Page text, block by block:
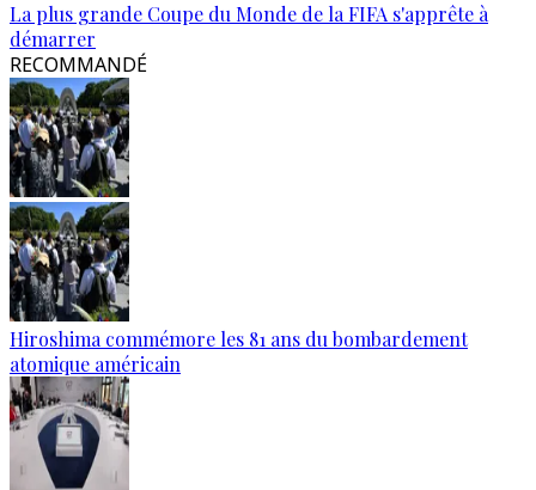
La plus grande Coupe du Monde de la FIFA s'apprête à
démarrer
RECOMMANDÉ
Hiroshima commémore les 81 ans du bombardement
atomique américain